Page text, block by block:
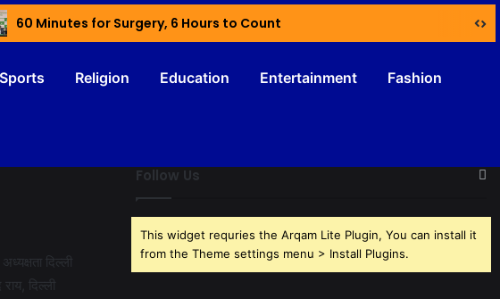
60 Minutes for Surgery, 6 Hours to Count
Sports Religion Education Entertainment Fashion
दिल्ली
दिल्ली
Follow Us
This widget requries the Arqam Lite Plugin, You can install it
from the Theme settings menu > Install Plugins.